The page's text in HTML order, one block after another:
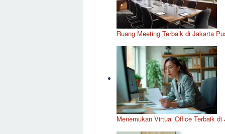
Ruang Meeting Terbaik di Jakarta
Menemukan Virtual Office Terbaik